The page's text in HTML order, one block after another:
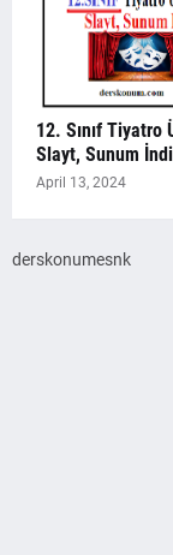
12. Sınıf Tiyatro
Slayt, Sunum
April 13, 2024
derskonumesnk